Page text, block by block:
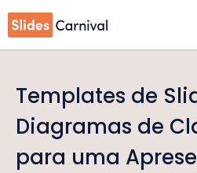
Templates de
Diagramas de
para uma